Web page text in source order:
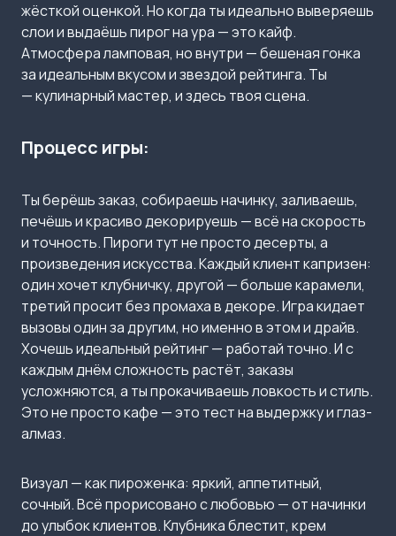
жёсткой оценкой. Но когда ты идеально выверяешь
слои и выдаёшь пирог на ура — это кайф.
Атмосфера ламповая, но внутри — бешеная гонка
за идеальным вкусом и звездой рейтинга. Ты
— кулинарный мастер, и здесь твоя сцена.
Процесс игры:
Ты берёшь заказ, собираешь начинку, заливаешь,
печёшь и красиво декорируешь — всё на скорость
и точность. Пироги тут не просто десерты, а
произведения искусства. Каждый клиент капризен:
один хочет клубничку, другой — больше карамели,
третий просит без промаха в декоре. Игра кидает
вызовы один за другим, но именно в этом и драйв.
Хочешь идеальный рейтинг — работай точно. И с
каждым днём сложность растёт, заказы
усложняются, а ты прокачиваешь ловкость и стиль.
Это не просто кафе — это тест на выдержку и глаз-
алмаз.
Визуал — как пироженка: яркий, аппетитный,
сочный. Всё прорисовано с любовью — от начинки
до улыбок клиентов. Клубника блестит, крем